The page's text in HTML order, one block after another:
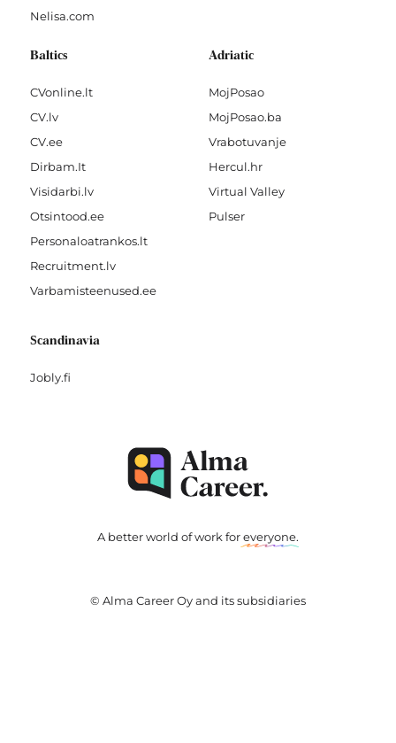
Nelisa.com
Baltics
CVonline.lt
CV.lv
CV.ee
Dirbam.It
Visidarbi.lv
Otsintood.ee
Personaloatrankos.lt
Recruitment.lv
Varbamisteenused.ee
Adriatic
MojPosao
MojPosao.ba
Vrabotuvanje
Hercul.hr
Virtual Valley
Pulser
Scandinavia
Jobly.fi
A better world of work foreveryone.
© Alma Career Oy and its subsidiaries